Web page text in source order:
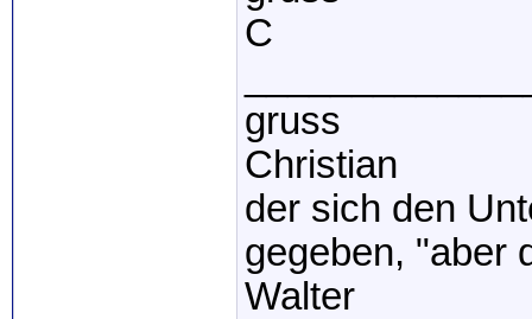
C
gruss
Christian
der sich den
gegeben, "aber
Walter